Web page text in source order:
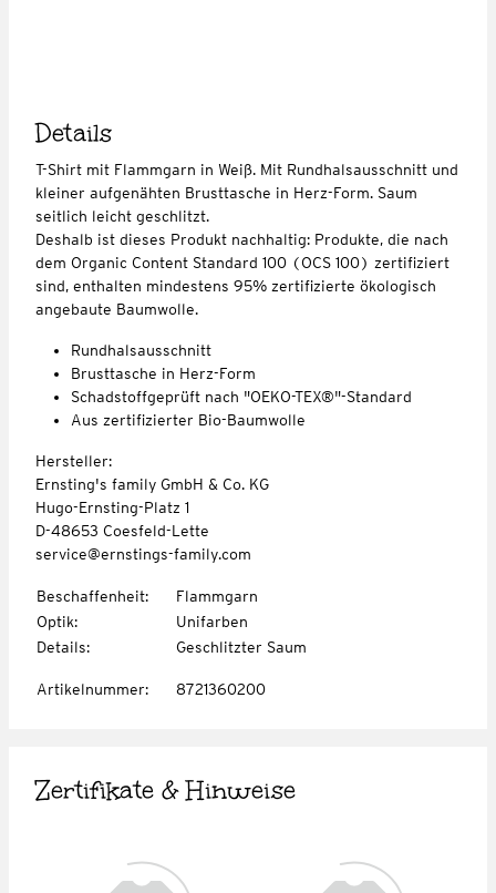
Details
T-Shirt mit Flammgarn in Weiß. Mit Rundhalsausschnitt und
kleiner aufgenähten Brusttasche in Herz-Form. Saum
seitlich leicht geschlitzt.
Deshalb ist dieses Produkt nachhaltig: Produkte, die nach
dem Organic Content Standard 100 (OCS 100) zertifiziert
sind, enthalten mindestens 95% zertifizierte ökologisch
angebaute Baumwolle.
Rundhalsausschnitt
Brusttasche in Herz-Form
Schadstoffgeprüft nach "OEKO-TEX®"-Standard
Aus zertifizierter Bio-Baumwolle
Hersteller:
Ernsting's family GmbH & Co. KG
Hugo-Ernsting-Platz 1
D-48653 Coesfeld-Lette
service@ernstings-family.com
Beschaffenheit:
Flammgarn
Optik:
Unifarben
Details: Geschlitzter Saum
Artikelnummer: 8721360200
Zertifikate & Hinweise